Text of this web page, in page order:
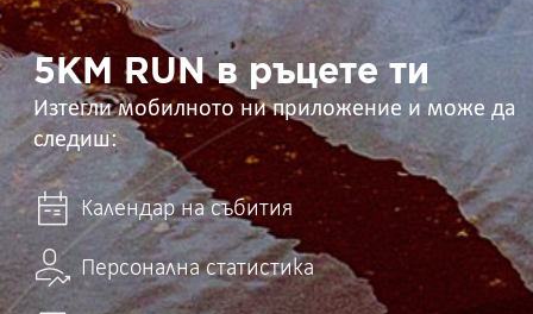
в
ръцете
ти 5KM RUN в ръцете ти
Изтегли мобилното ни приложение и може да
следиш:
Календар на събития
Персонална статистика